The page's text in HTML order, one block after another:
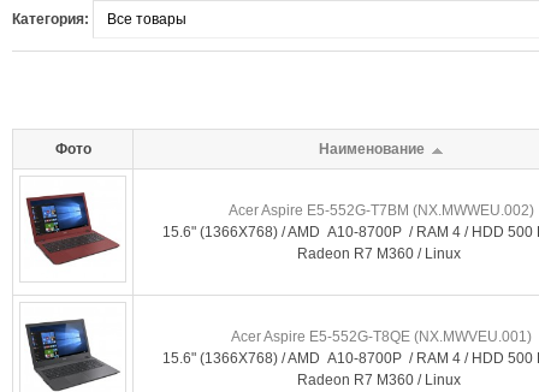
Категория:
Фото Наименование
Acer Aspire E5-552G-T7BM (NX.MWWEU.002)
15.6" (1366X768) / AMD A10-8700P / RAM 4 / HDD 500
Radeon R7 M360 / Linux
Acer Aspire E5-552G-T8QE (NX.MWVEU.001)
15.6" (1366X768) / AMD A10-8700P / RAM 4 / HDD 500
Radeon R7 M360 / Linux